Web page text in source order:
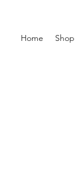
Home Shop